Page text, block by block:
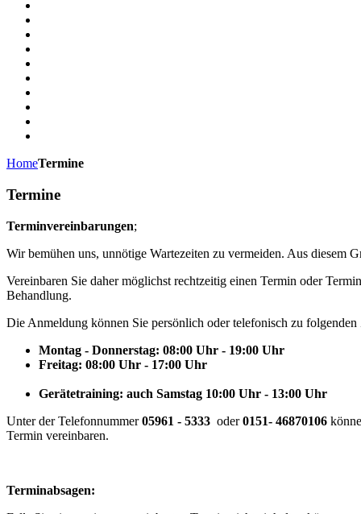
HomeTermine
Termine
Terminvereinbarungen;
Wir bemühen uns, unnötige Wartezeiten zu vermeiden. Aus diesem
Vereinbaren Sie daher möglichst rechtzeitig einen Termin oder
Behandlung.
Die Anmeldung können Sie persönlich oder telefonisch zu folgenden
Montag - Donnerstag: 08:00 Uhr - 19:00 Uhr
Freitag: 08:00 Uhr - 17:00 Uhr
Gerätetraining: auch Samstag 10:00 Uhr - 13:00 Uhr
Unter der Telefonnummer05961 - 5333 oder0151- 46870106
Termin vereinbaren.
Terminabsagen: